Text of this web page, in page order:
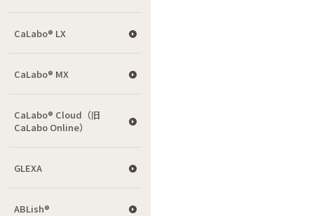
CaLabo® LX
CaLabo® MX
CaLabo® Cloud（旧
CaLabo Online）
GLEXA
ABLish®